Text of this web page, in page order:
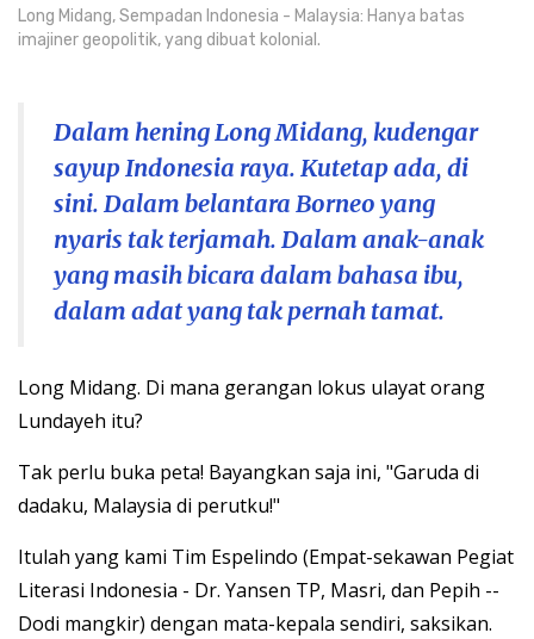
Long Midang, Sempadan Indonesia - Malaysia: Hanya batas
imajiner geopolitik, yang dibuat kolonial.
Dalam hening Long Midang, kudengar
sayup Indonesia raya. Kutetap ada, di
sini. Dalam belantara Borneo yang
nyaris tak terjamah. Dalam anak-anak
yang masih bicara dalam bahasa ibu,
dalam adat yang tak pernah tamat.
Long Midang. Di mana gerangan lokus ulayat orang
Lundayeh itu?
Tak perlu buka peta! Bayangkan saja ini, "Garuda di
dadaku, Malaysia di perutku!"
Itulah yang kami Tim Espelindo (Empat-sekawan Pegiat
Literasi Indonesia - Dr. Yansen TP, Masri, dan Pepih --
Dodi mangkir) dengan mata-kepala sendiri, saksikan.